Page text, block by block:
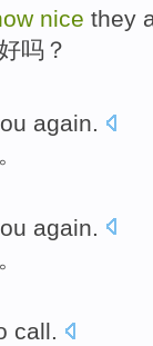
nice they
吗？
again.
again
call.